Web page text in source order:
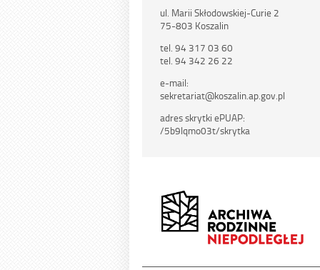
ul. Marii Skłodowskiej-Curie 2
75-803 Koszalin
tel. 94 317 03 60
tel. 94 342 26 22
e-mail:
sekretariat@koszalin.ap.gov.pl
adres skrytki ePUAP:
/5b9lqmo03t/skrytka